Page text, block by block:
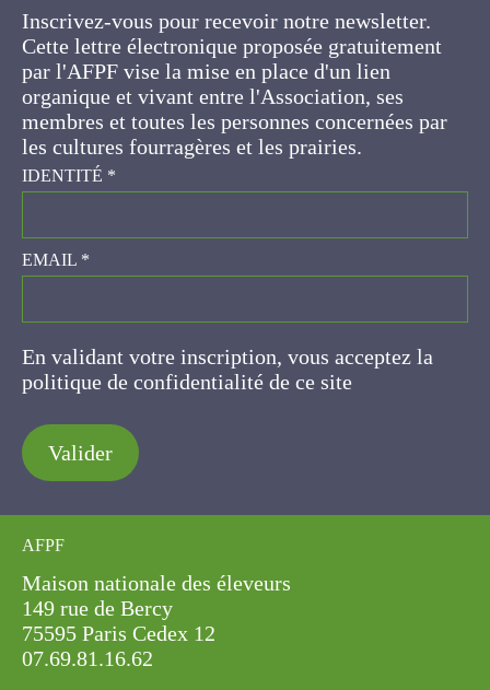
Cette lettre électronique proposée
gratuitement par l'AFPF vise la mise en place
d'un lien organique et vivant entre l'Association,
ses membres et toutes les personnes
concernées par les cultures fourragères et les
prairies.
IDENTITÉ*
EMAIL*
En validant votre inscription, vous acceptez la
politique de confidentialité de ce site
Valider
AFPF
Maison nationale des éleveurs
149 rue de Bercy
75595 Paris Cedex 12
07.69.81.16.62